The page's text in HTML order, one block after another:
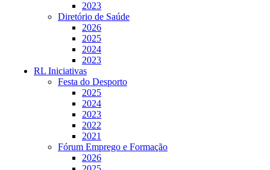
2023
Diretório de Saúde
2026
2025
2024
2023
RL Iniciativas
Festa do Desporto
2025
2024
2023
2022
2021
Fórum Emprego e Formação
2026